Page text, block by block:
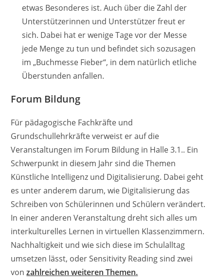
etwas Besonderes ist. Auch über die Zahl der
Unterstützerinnen und Unterstützer freut er
sich. Dabei hat er wenige Tage vor der Messe
jede Menge zu tun und befindet sich sozusagen
im „Buchmesse Fieber“, in dem natürlich etliche
Überstunden anfallen.
Forum Bildung
Für pädagogische Fachkräfte und
Grundschullehrkräfte verweist er auf die
Veranstaltungen im Forum Bildung in Halle 3.1.. Ein
Schwerpunkt in diesem Jahr sind die Themen
Künstliche Intelligenz und Digitalisierung. Dabei geht
es unter anderem darum, wie Digitalisierung das
Schreiben von Schülerinnen und Schülern verändert.
In einer anderen Veranstaltung dreht sich alles um
interkulturelles Lernen in virtuellen Klassenzimmern.
Nachhaltigkeit und wie sich diese im Schulalltag
umsetzen lässt, oder Sensitivity Reading sind zwei
vonzahlreichen weiteren Themen.